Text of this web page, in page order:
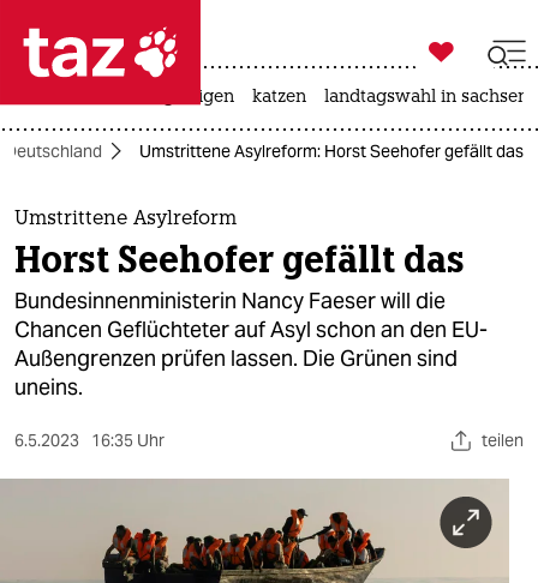
 taz zahl ich
taz zahl ich
themen
politik
öko
gesellschaft
kultur
sport

taz zahl ich
bergsteigen katzen landtagswahl in
Deutschland Umstrittene Asylreform: Horst Seehofer gefällt das
Umstrittene Asylreform
Horst Seehofer gefällt das
Bundesinnenministerin Nancy Faeser will die
Chancen Geflüchteter auf Asyl schon an den EU-
Außengrenzen prüfen lassen. Die Grünen sind
uneins.
6.5.2023 16:35 Uhr teilen